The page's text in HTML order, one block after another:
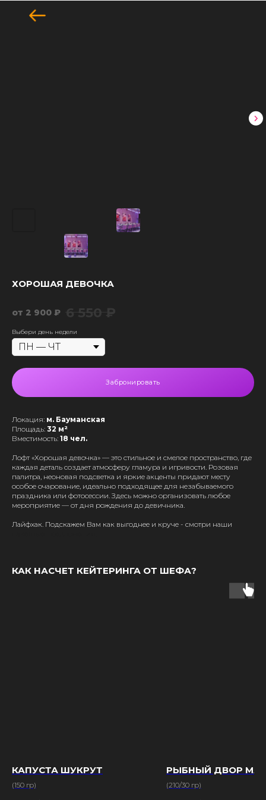
ХОРОШАЯ ДЕВОЧКА
2 900 ₽ 6 550 ₽
Выбери день недели
Забронировать
Локация: м. Бауманская
Площадь: 32 м²
Вместимость: 18 чел.
Лофт «Хорошая девочка» — это стильное и смелое пространство, где
каждая деталь создает атмосферу гламура и игривости. Розовая
палитра, неоновая подсветка и яркие акценты придают месту
особое очарование, идеально подходящее для незабываемого
праздника или фотосессии. Здесь можно организовать любое
мероприятие — от дня рождения до девичника.
Лайфхак. Подскажем Вам как выгоднее и круче - смотри наши
КАК НАСЧЕТ КЕЙТЕРИНГА ОТ ШЕФА?
КАПУСТА ШУКРУТ
(150 гр)
РЫБНЫЙ ДВОР
(210/30 гр)